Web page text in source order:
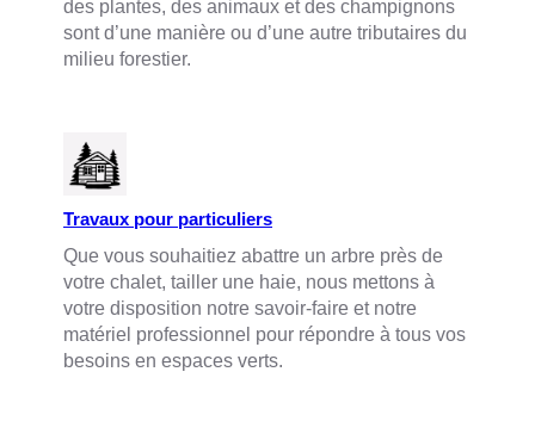
des plantes, des animaux et des champignons
sont d’une manière ou d’une autre tributaires du
milieu forestier.
Travaux pour particuliers
Que vous souhaitiez abattre un arbre près de
votre chalet, tailler une haie, nous mettons à
votre disposition notre savoir-faire et notre
matériel professionnel pour répondre à tous vos
besoins en espaces verts.